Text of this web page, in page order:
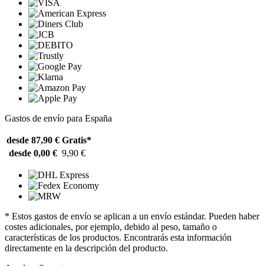
Gastos de envío para España
desde 87,90 € Gratis*
desde 0,00 € 9,90 €
* Estos gastos de envío se aplican a un envío estándar. Pueden haber
costes adicionales, por ejemplo, debido al peso, tamaño o
características de los productos. Encontrarás esta información
directamente en la descripción del producto.